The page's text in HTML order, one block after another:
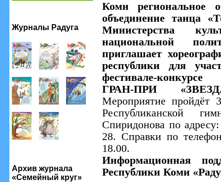
Журналы Радуга
Архив журнала
«Семейный круг»
Коми региональное
объединение танца
Министерства
национальной
приглашает
республики для
фестивале-конкурсе
ГРАН-ПРИ
Мероприятие пройдёт
Республиканской
Спиридонова по
28. Справки по
18.00.
Информационная
Республики Коми